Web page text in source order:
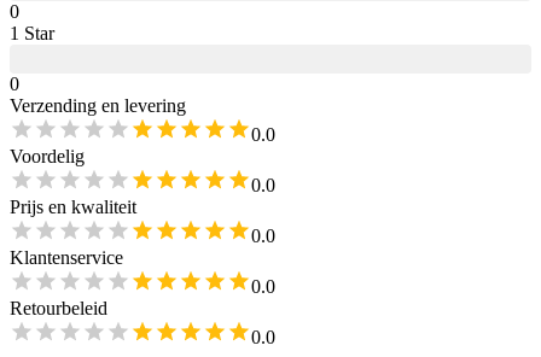
0
1 Star
0
Verzending en levering
0.0
Voordelig
0.0
Prijs en kwaliteit
0.0
Klantenservice
0.0
Retourbeleid
0.0